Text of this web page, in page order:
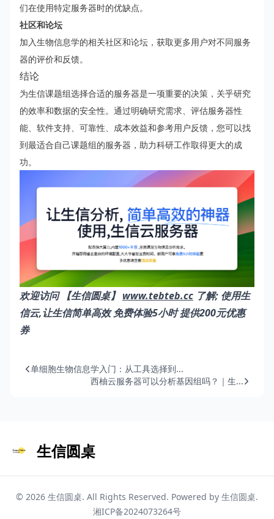
们在使用特定服务器时的优缺点。
社区和论坛
加入生物信息学的相关社区和论坛，获取更多用户对不同服务
器的评价和反馈。
结论
为生信课题组选择合适的服务器是一项重要的决策，关乎研究
的效率和数据的安全性。通过明确研究需求、评估服务器性
能、软件支持、可靠性、成本效益和参考用户反馈，您可以找
到最适合自己课题组的服务器，助力科研工作取得更大的成
功。
欢迎访问 【生信圆桌】 www.tebteb.cc 了解; 使用生
信云,让生信简单高效 免费体验5小时 提供200元优惠
券
单细胞生物信息学入门：从工具选择到...
西柚云服务器可以分析基因组吗？｜生...
生信圆桌
© 2026 生信圆桌. All Rights Reserved. Powered by 生信圆桌.
湘ICP备2024073264号